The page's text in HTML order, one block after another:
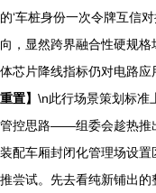
的‘车桩身份一次令牌互信
向，显然跨界融合性硬规
体芯片降线指标仍对电路
重置】 \n此行场景策划标准
管控思路——组委会趁热推
装配车厢封闭化管理场设置
推尝试。先去看纯新铺出